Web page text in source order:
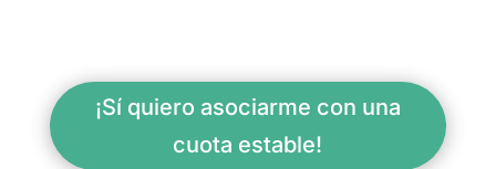
¡Sí quiero asociarme con una
cuota estable!